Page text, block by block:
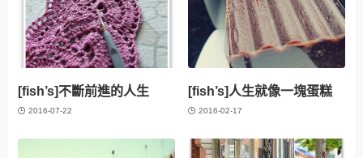
[fish’s]不斷前進的人生
2016-07-22
[fish’s]人生就像一塊蛋糕
2016-02-17